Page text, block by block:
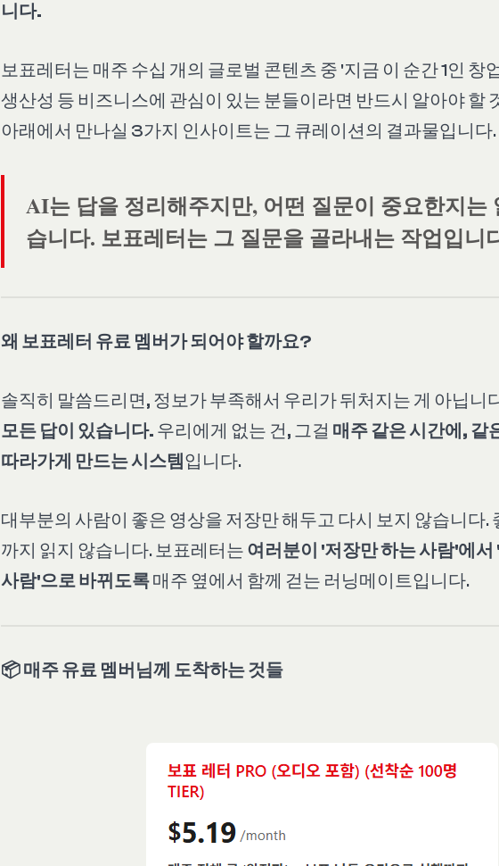
니다.
보표레터는 매주 수십 개의 글로벌 콘텐츠 중 '지금 이 순간 1인 창
생산성 등 비즈니스에 관심이 있는 분들이라면 반드시 알아야 할
아래에서 만나실 3가지 인사이트는 그 큐레이션의 결과물입니다.
AI는 답을 정리해주지만, 어떤 질문이 중요한지는
습니다. 보표레터는 그 질문을 골라내는 작업입니
왜 보표레터 유료 멤버가 되어야 할까요?
솔직히 말씀드리면, 정보가 부족해서 우리가 뒤처지는 게 아닙니
모든 답이 있습니다. 우리에게 없는 건, 그걸 매주 같은 시간에, 같
따라가게 만드는 시스템 입니다.
대부분의 사람이 좋은 영상을 저장만 해두고 다시 보지 않습니다.
까지 읽지 않습니다. 보표레터는 여러분이 '저장만 하는 사람'에
사람'으로 바뀌도록매주 옆에서 함께 걷는 러닝메이트입니다.
📦 매주 유료 멤버님께 도착하는 것들